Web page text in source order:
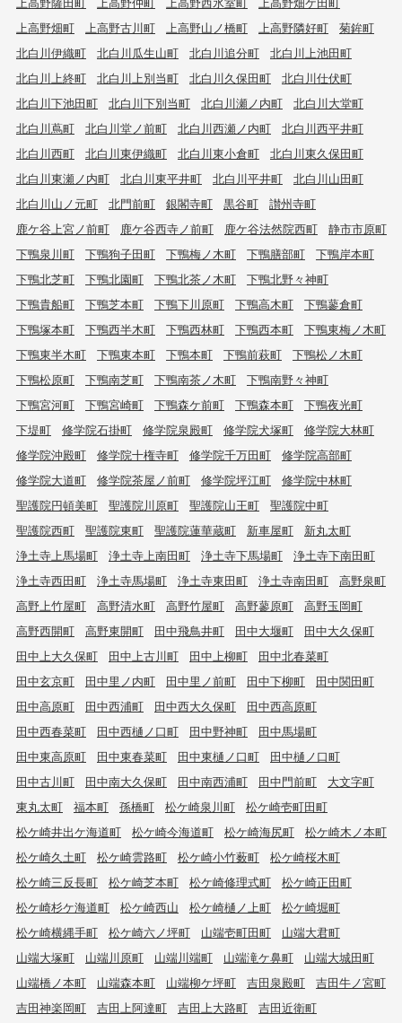
上高野畑町
上高野古川町 上高野山ノ橋町 上高野隣好町
菊鉾町
北白川伊織町
北白川瓜生山町 北白川追分町
北白川上池田町
北白川上終町
北白川上別当町 北白川久保田町
北白川仕伏町
北白川下池田町
北白川下別当町 北白川瀬ノ内町
北白川大堂町
北白川蔦町
北白川堂ノ前町 北白川西瀬ノ内町
北白川西平井町
北白川西町
北白川東伊織町 北白川東小倉町
北白川東久保田町
北白川東瀬ノ内町
北白川東平井町 北白川平井町
北白川山田町
北白川山ノ元町
北門前町 銀閣寺町 黒谷町
讃州寺町
鹿ケ谷上宮ノ前町
鹿ケ谷西寺ノ前町 鹿ケ谷法然院西町
静市市原町
下鴨泉川町
下鴨狗子田町 下鴨梅ノ木町 下鴨膳部町
下鴨岸本町
下鴨北芝町
下鴨北園町 下鴨北茶ノ木町
下鴨北野々神町
下鴨貴船町
下鴨芝本町 下鴨下川原町 下鴨高木町
下鴨蓼倉町
下鴨塚本町
下鴨西半木町 下鴨西林町 下鴨西本町
下鴨東梅ノ木町
下鴨東半木町
下鴨東本町 下鴨本町 下鴨前萩町
下鴨松ノ木町
下鴨松原町
下鴨南芝町 下鴨南茶ノ木町
下鴨南野々神町
下鴨宮河町
下鴨宮崎町 下鴨森ケ前町 下鴨森本町
下鴨夜光町
下堤町
修学院石掛町 修学院泉殿町 修学院犬塚町
修学院大林町
修学院沖殿町
修学院十権寺町 修学院千万田町
修学院高部町
修学院大道町
修学院茶屋ノ前町 修学院坪江町
修学院中林町
聖護院円頓美町
聖護院川原町 聖護院山王町
聖護院中町
聖護院西町
聖護院東町 聖護院蓮華蔵町 新車屋町
新丸太町
浄土寺上馬場町
浄土寺上南田町 浄土寺下馬場町
浄土寺下南田町
浄土寺西田町
浄土寺馬場町 浄土寺東田町 浄土寺南田町
高野泉町
高野上竹屋町
高野清水町 高野竹屋町 高野蓼原町
高野玉岡町
高野西開町
高野東開町 田中飛鳥井町 田中大堰町
田中大久保町
田中上大久保町
田中上古川町 田中上柳町
田中北春菜町
田中玄京町
田中里ノ内町 田中里ノ前町 田中下柳町
田中関田町
田中高原町
田中西浦町 田中西大久保町
田中西高原町
田中西春菜町
田中西樋ノ口町 田中野神町
田中馬場町
田中東高原町
田中東春菜町 田中東樋ノ口町
田中樋ノ口町
田中古川町
田中南大久保町 田中南西浦町 田中門前町
大文字町
東丸太町
福本町 孫橋町 松ケ崎泉川町
松ケ崎壱町田町
松ケ崎井出ケ海道町
松ケ崎今海道町 松ケ崎海尻町
松ケ崎木ノ本町
松ケ崎久土町
松ケ崎雲路町 松ケ崎小竹薮町
松ケ崎桜木町
松ケ崎三反長町
松ケ崎芝本町 松ケ崎修理式町
松ケ崎正田町
松ケ崎杉ケ海道町
松ケ崎西山 松ケ崎樋ノ上町
松ケ崎堀町
松ケ崎横縄手町
松ケ崎六ノ坪町 山端壱町田町
山端大君町
山端大塚町
山端川原町 山端川端町 山端滝ケ鼻町
山端大城田町
山端橋ノ本町
山端森本町 山端柳ケ坪町 吉田泉殿町
吉田牛ノ宮町
吉田神楽岡町
吉田上阿達町 吉田上大路町
吉田近衛町